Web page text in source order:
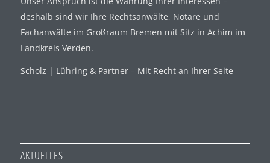
deshalb sind wir Ihre Rechtsanwälte, Notare und
Fachanwälte im Großraum Bremen mit Sitz in Achim im
Landkreis Verden.
Scholz | Lühring & Partner – Mit Recht an Ihrer Seite
AKTUELLES